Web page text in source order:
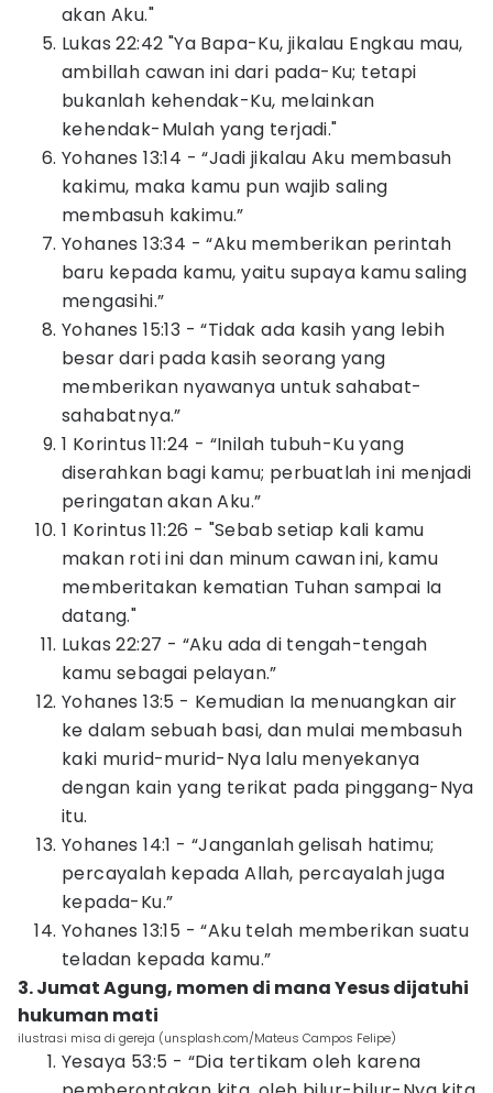
akan Aku."
Lukas 22:42 "Ya Bapa-Ku, jikalau Engkau mau,
ambillah cawan ini dari pada-Ku; tetapi
bukanlah kehendak-Ku, melainkan
kehendak-Mulah yang terjadi."
Yohanes 13:14 - “Jadi jikalau Aku membasuh
kakimu, maka kamu pun wajib saling
membasuh kakimu.”
Yohanes 13:34 - “Aku memberikan perintah
baru kepada kamu, yaitu supaya kamu saling
mengasihi.”
Yohanes 15:13 - “Tidak ada kasih yang lebih
besar dari pada kasih seorang yang
memberikan nyawanya untuk sahabat-
sahabatnya.”
1 Korintus 11:24 - “Inilah tubuh-Ku yang
diserahkan bagi kamu; perbuatlah ini menjadi
peringatan akan Aku.”
1 Korintus 11:26 - "Sebab setiap kali kamu
makan roti ini dan minum cawan ini, kamu
memberitakan kematian Tuhan sampai Ia
datang."
Lukas 22:27 - “Aku ada di tengah-tengah
kamu sebagai pelayan.”
Yohanes 13:5 - Kemudian Ia menuangkan air
ke dalam sebuah basi, dan mulai membasuh
kaki murid-murid-Nya lalu menyekanya
dengan kain yang terikat pada pinggang-Nya
itu.
Yohanes 14:1 - “Janganlah gelisah hatimu;
percayalah kepada Allah, percayalah juga
kepada-Ku.”
Yohanes 13:15 - “Aku telah memberikan suatu
teladan kepada kamu.”
3. Jumat Agung, momen di mana Yesus dijatuhi
hukuman mati
ilustrasi misa di gereja (unsplash.com/Mateus Campos Felipe)
Yesaya 53:5 - “Dia tertikam oleh karena